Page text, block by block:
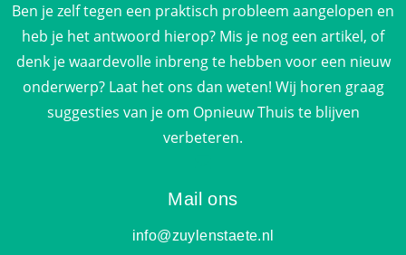
Ben je zelf tegen een praktisch probleem aangelopen en
heb je het antwoord hierop? Mis je nog een artikel, of
denk je waardevolle inbreng te hebben voor een nieuw
onderwerp? Laat het ons dan weten! Wij horen graag
suggesties van je om Opnieuw Thuis te blijven
verbeteren.
Mail ons
info@zuylenstaete.nl